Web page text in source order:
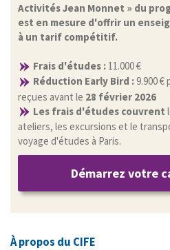
Activités Jean Monnet » du
est en mesure d'offrir un
à un tarif compétitif.
Frais d'études : 11.000 €
Réduction Early Bird :9.900
reçues avant le 28 février 2026
Les frais d'études couvrent
ateliers, les excursions et le
voyage d'études à Paris.
Démarrez votre
À propos du CIFE